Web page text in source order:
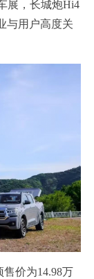
展，长城炮Hi4
与用户高度关
价为14.98万